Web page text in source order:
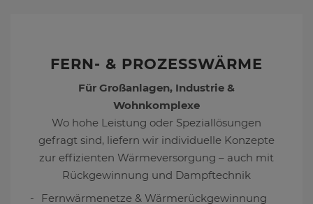
FERN- & PROZESSWÄRME
Für Großanlagen, Industrie &
Wohnkomplexe
Wo hohe Leistung oder Speziallösungen
gefragt sind, liefern wir individuelle Konzepte
zur effizienten Wärmeversorgung – auch mit
Rückgewinnung und Dampftechnik
Fernwärmenetze & Wärmerückgewinnung